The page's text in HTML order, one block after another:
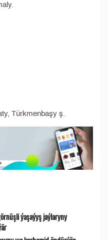
Türkmenbaşy ş.
ýaşaýyş jaýlaryny